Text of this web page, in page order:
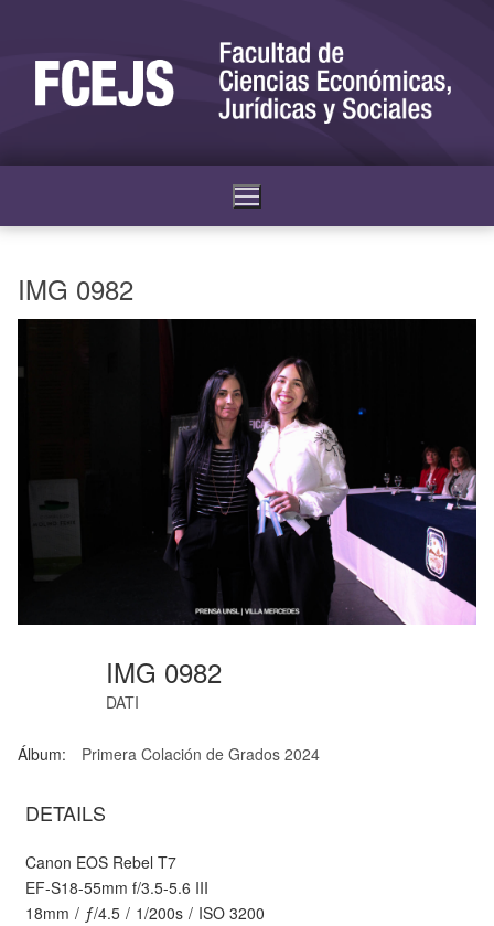
IMG 0982
IMG 0982
DATI
Álbum: Primera Colación de Grados 2024
DETAILS
Canon EOS Rebel T7
EF-S18-55mm f/3.5-5.6 III
18mm / ƒ/4.5 / 1/200s / ISO 3200